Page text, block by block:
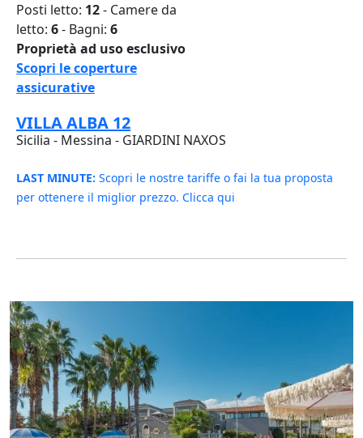
Posti letto: 12- Camere da
letto: 6- Bagni: 6
Proprietà ad uso esclusivo
Scopri le coperture
assicurative
VILLA ALBA 12
Sicilia - Messina - GIARDINI NAXOS
LAST MINUTE: Scopri le nostre tariffe o fai la tua proposta
per ottenere il miglior prezzo. Clicca qui